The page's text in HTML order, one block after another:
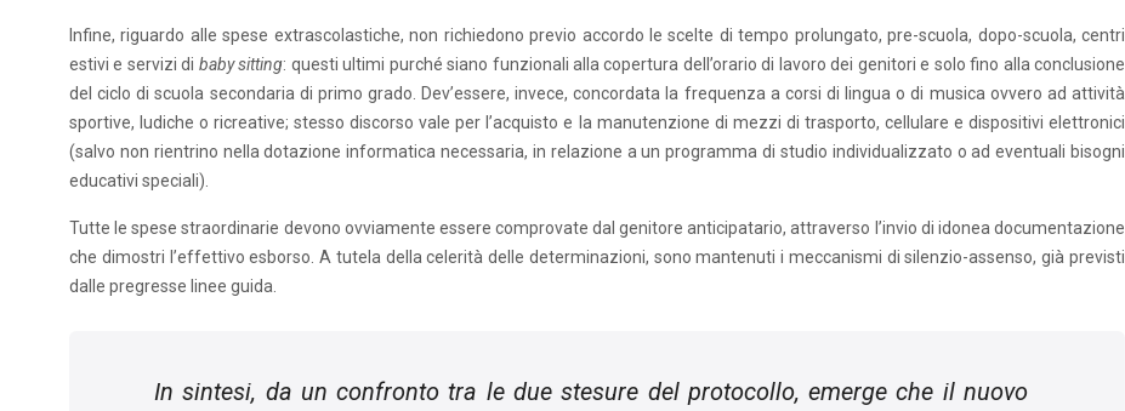
Infine, riguardo alle spese extrascolastiche, non richiedono previo accordo le scelte di tempo prolungato, pre-scuola, dopo-scuola, centri
estivi e servizi di baby sitting: questi ultimi purché siano funzionali alla copertura dell’orario di lavoro dei genitori e solo fino alla conclusione
del ciclo di scuola secondaria di primo grado. Dev’essere, invece, concordata la frequenza a corsi di lingua o di musica ovvero ad attività
sportive, ludiche o ricreative; stesso discorso vale per l’acquisto e la manutenzione di mezzi di trasporto, cellulare e dispositivi elettronici
(salvo non rientrino nella dotazione informatica necessaria, in relazione a un programma di studio individualizzato o ad eventuali bisogni
educativi speciali).
Tutte le spese straordinarie devono ovviamente essere comprovate dal genitore anticipatario, attraverso l’invio di idonea documentazione
che dimostri l’effettivo esborso. A tutela della celerità delle determinazioni, sono mantenuti i meccanismi di silenzio-assenso, già previsti
dalle pregresse linee guida.
In sintesi, da un confronto tra le due stesure del protocollo, emerge che il nuovo